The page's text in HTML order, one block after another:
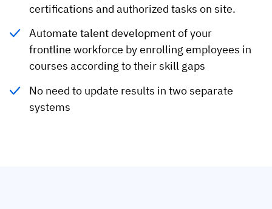
certifications and authorized tasks on site.
Automate talent development of your
frontline workforce by enrolling employees in
courses according to their skill gaps
No need to update results in two separate
systems